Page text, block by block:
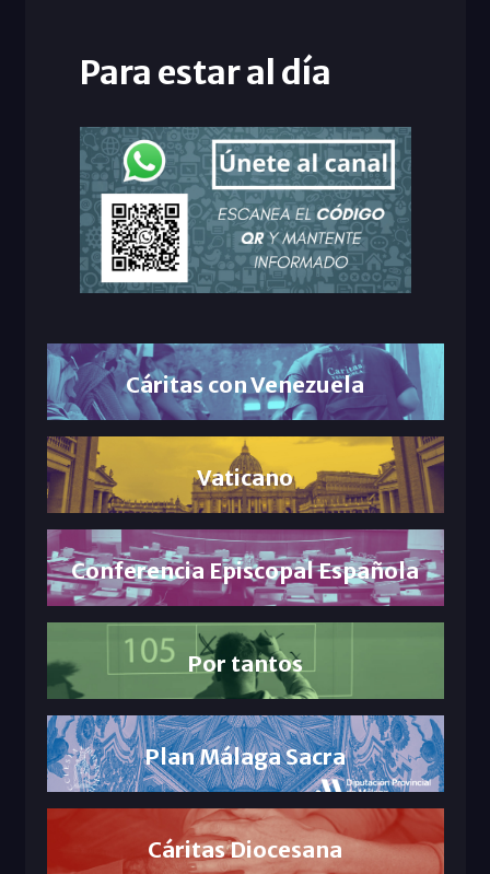
Para estar al día
Cáritas con Venezuela
Vaticano
Conferencia Episcopal Española
Por tantos
Plan Málaga Sacra
Cáritas Diocesana